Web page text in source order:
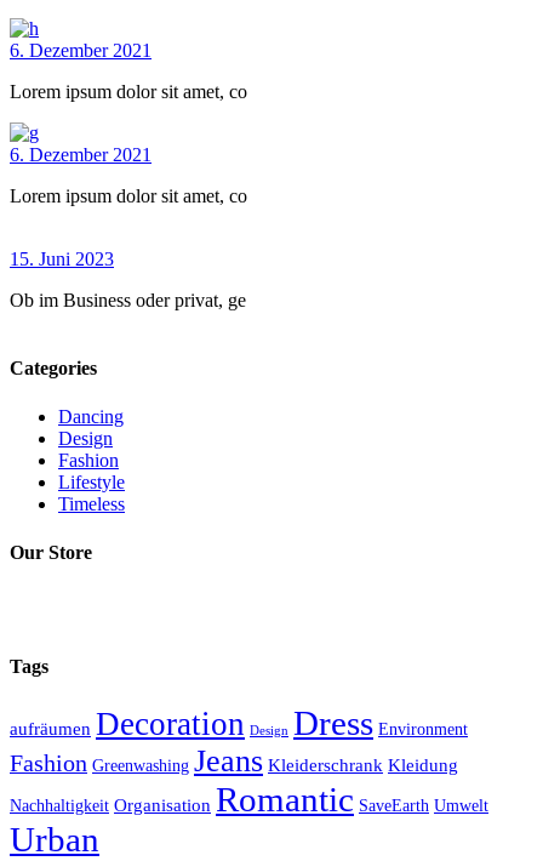
6. Dezember 2021
Lorem ipsum dolor sit amet, co
6. Dezember 2021
Lorem ipsum dolor sit amet, co
15. Juni 2023
Ob im Business oder privat, ge
Categories
Dancing
Design
Fashion
Lifestyle
Timeless
Our Store
Tags
aufräumen Decoration Design Dress Environment
Fashion Greenwashing Jeans Kleiderschrank Kleidung
Nachhaltigkeit Organisation Romantic SaveEarth Umwelt
Urban